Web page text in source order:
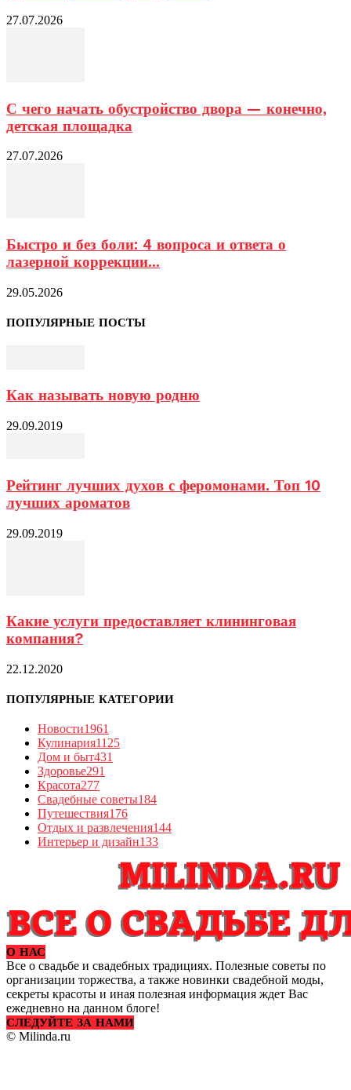
27.07.2026
С чего начать обустройство двора — конечно,
детская площадка
27.07.2026
Быстро и без боли: 4 вопроса и ответа о
лазерной коррекции...
29.05.2026
ПОПУЛЯРНЫЕ ПОСТЫ
Как называть новую родню
29.09.2019
Рейтинг лучших духов с феромонами. Топ 10
лучших ароматов
29.09.2019
Какие услуги предоставляет клининговая
компания?
22.12.2020
ПОПУЛЯРНЫЕ КАТЕГОРИИ
Новости1961
Кулинария1125
Дом и быт431
Здоровье291
Красота277
Свадебные советы184
Путешествия176
Отдых и развлечения144
Интерьер и дизайн133
О НАС
Все о свадьбе и свадебных традициях. Полезные советы по
организации торжества, а также новинки свадебной моды,
секреты красоты и иная полезная информация ждет Вас
ежедневно на данном блоге!
СЛЕДУЙТЕ ЗА НАМИ
© Milinda.ru